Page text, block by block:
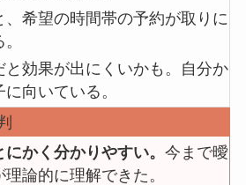
、希望の時間帯の予約が取りに
と効果が出にくいかも。自分か
向いている。
にかく分かりやすい。今まで曖
論的に理解できた。